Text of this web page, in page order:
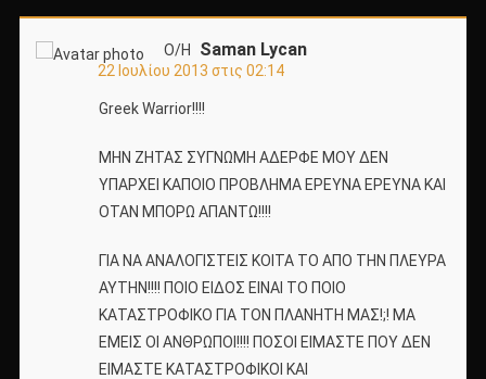
Ο/Η Saman Lycan
22 Ιουλίου 2013 στις 02:14
Greek Warrior!!!!
MHN ZHTAΣ ΣΥΓΝΩΜΗ ΑΔΕΡΦΕ ΜΟΥ ΔΕΝ
ΥΠΑΡΧΕΙ ΚΑΠΟΙΟ ΠΡΟΒΛΗΜΑ ΕΡΕΥΝΑ ΕΡΕΥΝΑ ΚΑΙ
ΟΤΑΝ ΜΠΟΡΩ ΑΠΑΝΤΩ!!!!
ΓΙΑ ΝΑ ΑΝΑΛΟΓΙΣΤΕΙΣ ΚΟΙΤΑ ΤΟ ΑΠΟ ΤΗΝ ΠΛΕΥΡΑ
ΑΥΤΗΝ!!!! ΠΟΙΟ ΕΙΔΟΣ ΕΙΝΑΙ ΤΟ ΠΟΙΟ
ΚΑΤΑΣΤΡΟΦΙΚΟ ΓΙΑ ΤΟΝ ΠΛΑΝΗΤΗ ΜΑΣ!;! ΜΑ
ΕΜΕΙΣ ΟΙ ΑΝΘΡΩΠΟΙ!!!! ΠΟΣΟΙ ΕΙΜΑΣΤΕ ΠΟΥ ΔΕΝ
ΕΙΜΑΣΤΕ ΚΑΤΑΣΤΡΟΦΙΚΟΙ ΚΑΙ